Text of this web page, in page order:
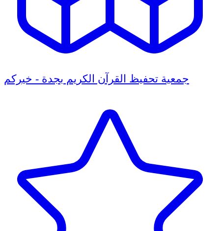
جمعية تحفيظ القرآن الكريم بجدة - خيركم